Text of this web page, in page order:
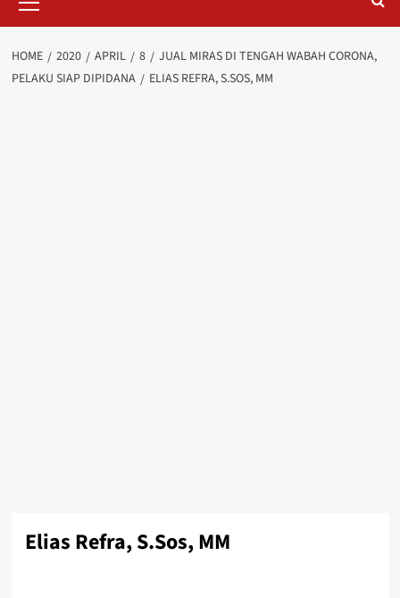
Menu
HOME 2020 APRIL 8
JUAL MIRAS DI TENGAH WABAH CORONA,
PELAKU SIAP DIPIDANA
ELIAS REFRA, S.SOS, MM
Elias Refra, S.Sos, MM